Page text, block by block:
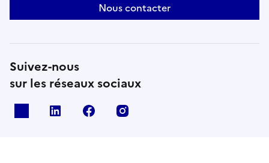
Nous contacter
Suivez-nous
sur les réseaux sociaux
Linkedin Facebook